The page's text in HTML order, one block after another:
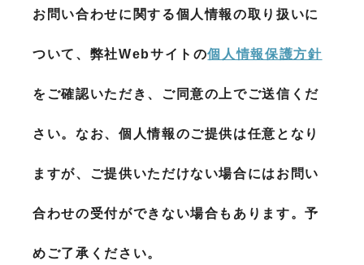
お問い合わせに関する個人情報の取り扱いに
ついて、弊社Webサイトの個人情報保護方針
をご確認いただき、ご同意の上でご送信くだ
さい。なお、個人情報のご提供は任意となり
ますが、ご提供いただけない場合にはお問い
合わせの受付ができない場合もあります。予
めご了承ください。